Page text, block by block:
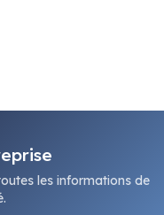
les informations de